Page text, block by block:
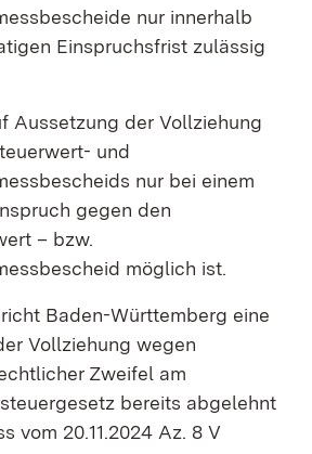
nur innerhalb
Einspruchsfrist zulässig
Aussetzung der Vollziehung
und
nur bei einem
gegen den
– bzw.
möglich ist.
Baden-Württemberg eine
Vollziehung wegen
Zweifel am
bereits abgelehnt
vom 20.11.2024 Az. 8 V